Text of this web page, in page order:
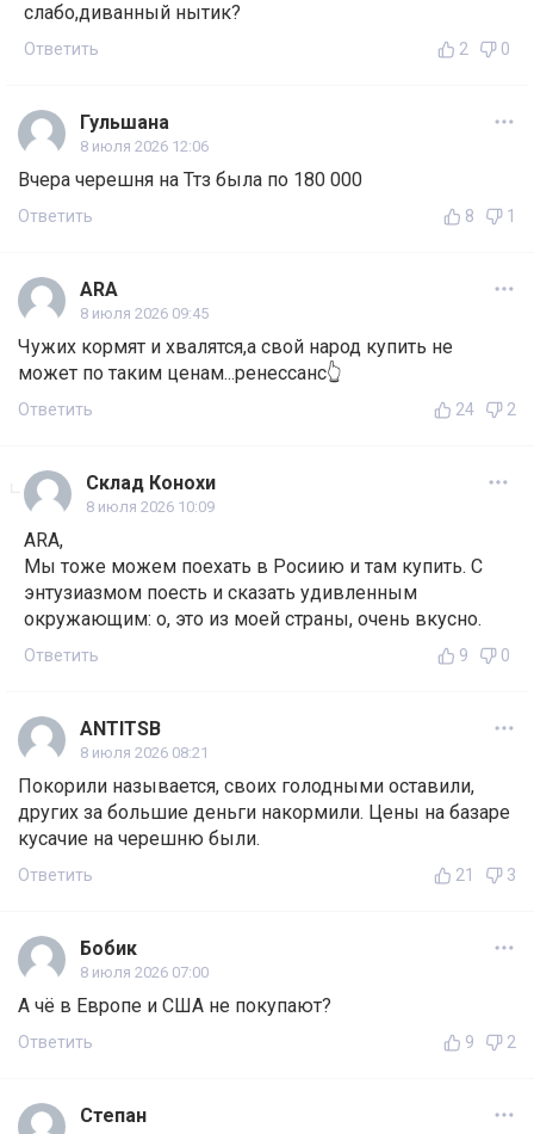
слабо,диванный нытик?
Ответить 2 0
Гульшана
8 июля 2026 12:06
Вчера черешня на Ттз была по 180 000
Ответить 8 1
ARA
8 июля 2026 09:45
Чужих кормят и хвалятся,а свой народ купить не
может по таким ценам...ренессанс👆
Ответить 24 2
Склад Конохи
8 июля 2026 10:09
ARA,
Мы тоже можем поехать в Росиию и там купить. С
энтузиазмом поесть и сказать удивленным
окружающим: о, это из моей страны, очень вкусно.
Ответить 9 0
ANTITSB
8 июля 2026 08:21
Покорили называется, своих голодными оставили,
других за большие деньги накормили. Цены на базаре
кусачие на черешню были.
Ответить 21 3
Бобик
8 июля 2026 07:00
А чё в Европе и США не покупают?
Ответить 9 2
Степан